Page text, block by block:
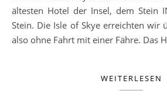
ältesten Hotel der Insel, dem Stein
Stein. Die Isle of Skye erreichten wir
also ohne Fahrt mit einer Fähre. Das
WEITERLESEN